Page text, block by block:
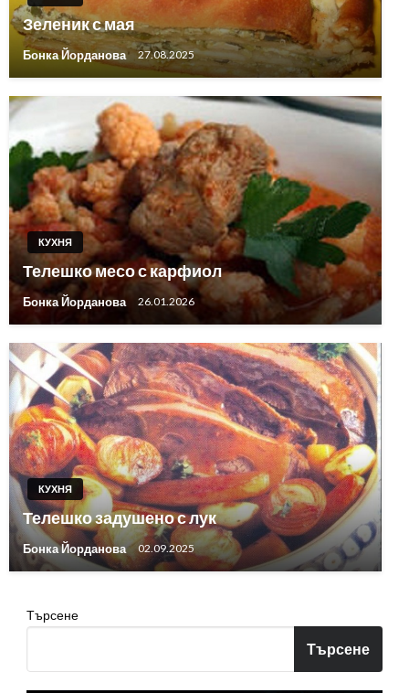
Зеленик с мая
Бонка Йорданова 27.08.2025
КУХНЯ
Телешко месо с карфиол
Бонка Йорданова 26.01.2026
КУХНЯ
Телешко задушено с лук
Бонка Йорданова 02.09.2025
Търсене
Търсене